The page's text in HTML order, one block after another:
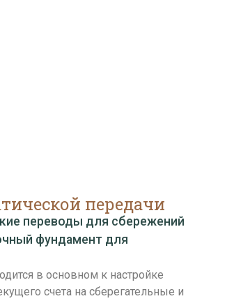
передачи
переводы для сбережений
фундамент для
в основном к настройке
счета на сберегательные и